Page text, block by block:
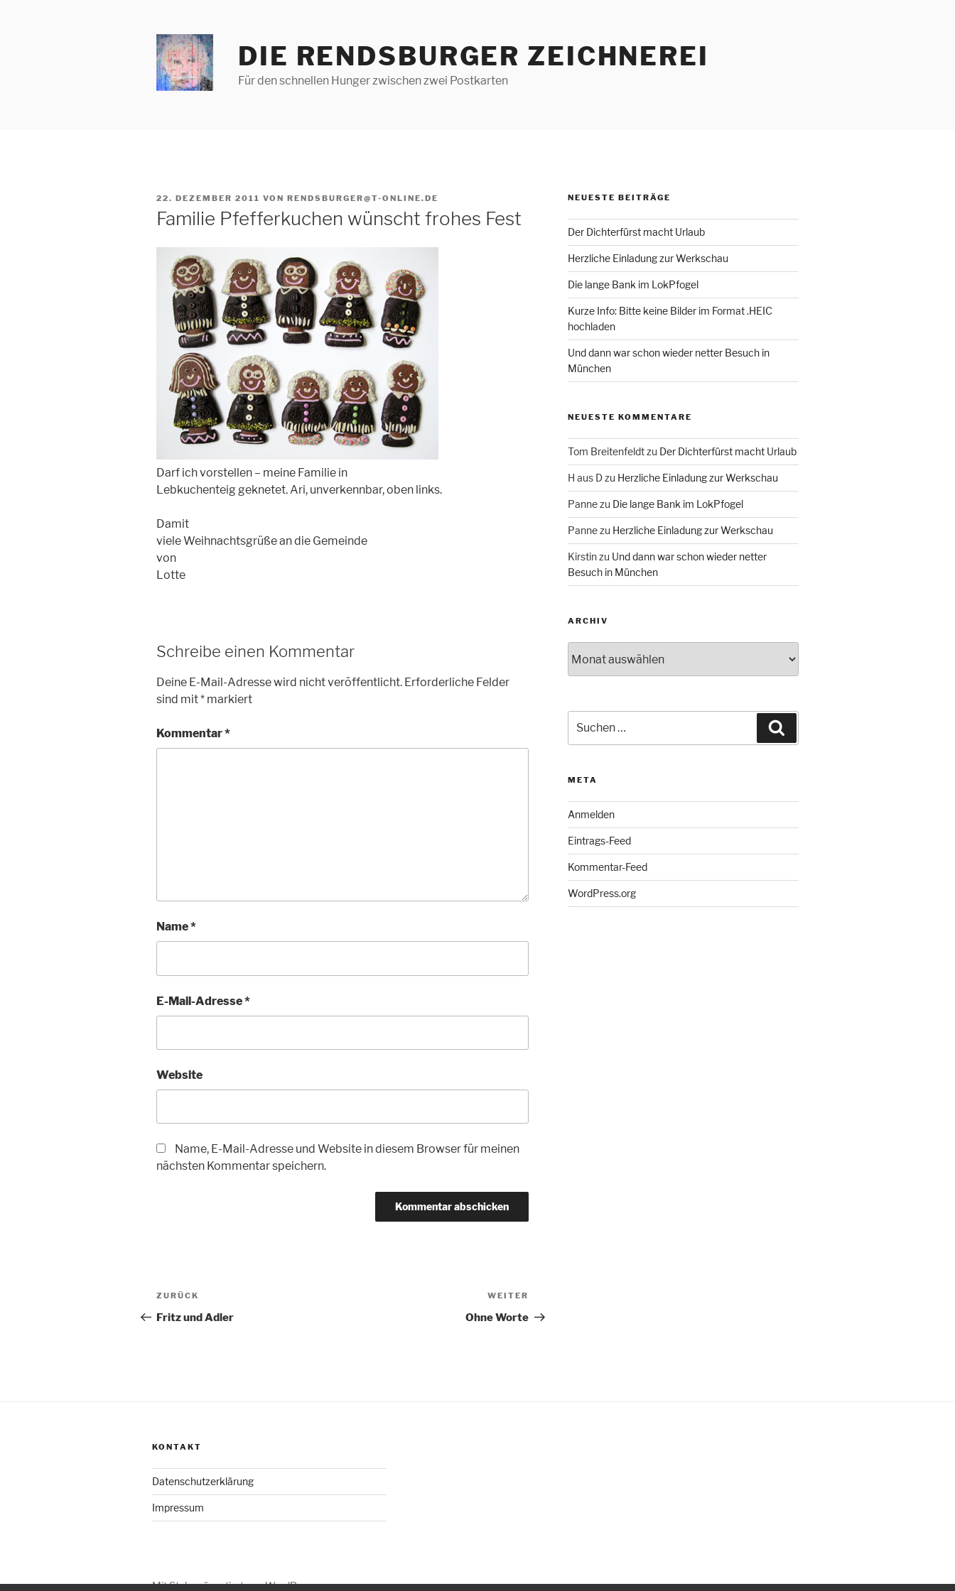
DIE RENDSBURGER ZEICHNEREI
Für den schnellen Hunger zwischen zwei Postkarten
VERÖFFENTLICHT
22. DEZEMBER 2011 VON RENDSBURGER@T-ONLINE.DE
Familie Pfefferkuchen wünscht frohes Fest
Darf ich vorstellen – meine Familie in
Lebkuchenteig geknetet. Ari, unverkennbar, oben links.
Damit
viele Weihnachtsgrüße an die Gemeinde
von
Lotte
Schreibe einen Kommentar
Deine E-Mail-Adresse wird nicht veröffentlicht. Erforderliche Felder
sind mit* markiert
Kommentar*
Name*
E-Mail-Adresse*
Website
Name, E-Mail-Adresse und Website in diesem Browser für meinen
nächsten Kommentar speichern.
Beitragsnavigation
Vorheriger
Beitrag
ZURÜCK
Fritz und Adler
Beitrag
WEITER
Ohne Worte
NEUESTE BEITRÄGE
Der Dichterfürst macht Urlaub
Herzliche Einladung zur Werkschau
Die lange Bank im LokPfogel
Kurze Info: Bitte keine Bilder im Format .HEIC
hochladen
Und dann war schon wieder netter Besuch in
München
NEUESTE KOMMENTARE
Tom Breitenfeldtzu Der Dichterfürst macht Urlaub
H aus Dzu Herzliche Einladung zur Werkschau
Pannezu Die lange Bank im LokPfogel
Pannezu Herzliche Einladung zur Werkschau
Kirstinzu Und dann war schon wieder netter
Besuch in München
ARCHIV
nach:
META
Anmelden
Eintrags-Feed
Kommentar-Feed
WordPress.org
KONTAKT
Datenschutzerklärung
Impressum
Mit Stolz präsentiert von WordPress